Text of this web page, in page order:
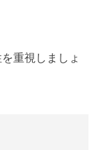
重視しましょ